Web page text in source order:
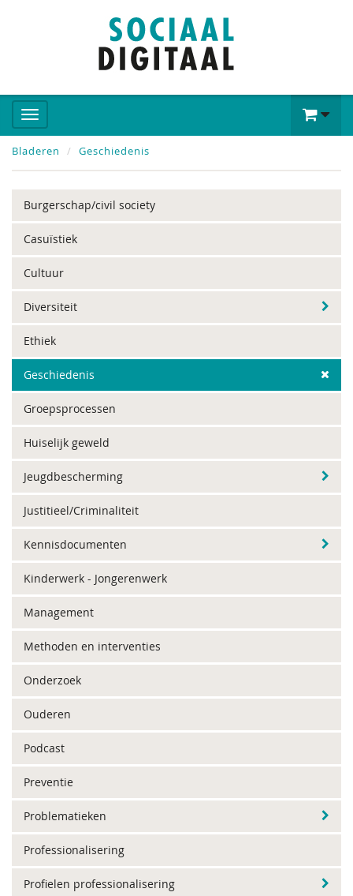
Bladeren Geschiedenis
Burgerschap/civil society
Casuïstiek
Cultuur
Diversiteit
Ethiek
Geschiedenis
Groepsprocessen
Huiselijk geweld
Jeugdbescherming
Justitieel/Criminaliteit
Kennisdocumenten
Kinderwerk - Jongerenwerk
Management
Methoden en interventies
Onderzoek
Ouderen
Podcast
Preventie
Problematieken
Professionalisering
Profielen professionalisering